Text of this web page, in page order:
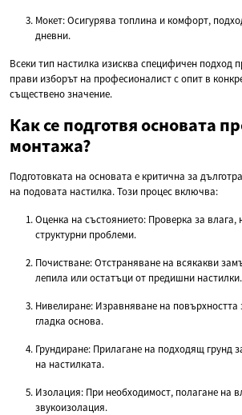
Мокет: Осигурява топлина и комфорт,
дневни.
Всеки тип настилка изисква специфичен подход
прави изборът на професионалист с опит в
съществено значение.
Как се подготвя основата
монтажа?
Подготовката на основата е критична за
на подовата настилка. Този процес включва:
Оценка на състоянието: Проверка за влага,
структурни проблеми.
Почистване: Отстраняване на всякакви
лепила или остатъци от предишни настилки.
Нивелиране: Изравняване на повърхността
гладка основа.
Грундиране: Прилагане на подходящ грунд
на настилката.
Изолация: При необходимост, полагане на
звукоизолация.